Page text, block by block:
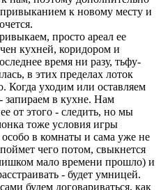
привыканием к новому месту и
просто ареал ее
кухней, коридором и
время ни разу, тьфу-
в этих пределах лоток
Когда уходим или оставляем
запираем в кухне. Нам
от этого - следить, но мы
тоже условия игры
в комнаты и сама уже не
чего потом, свыкнется
мало времени прошло) и
- будет умницей.
будем договариваться, как